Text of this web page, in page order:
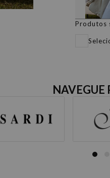
Produtos
NAVEGUE